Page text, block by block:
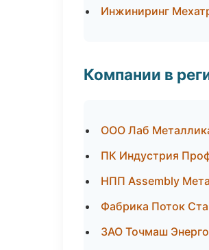
Инжиниринг
Компании в
ООО Лаб
ПК Индустрия
НПП Assembly
Фабрика Поток
ЗАО Точмаш